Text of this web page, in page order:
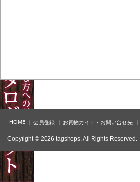
HOME 会員登録 お買物ガイド・お問い合せ先
Copyright © 2026 tagshops. All Rights Reserved.